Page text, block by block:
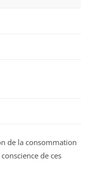
de la consommation
de ces